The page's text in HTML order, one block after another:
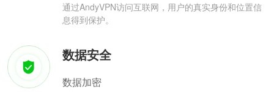
通过AndyVPN访问互联网，用户的真实身份和位置信
息得到保护。
数据安全
数据加密